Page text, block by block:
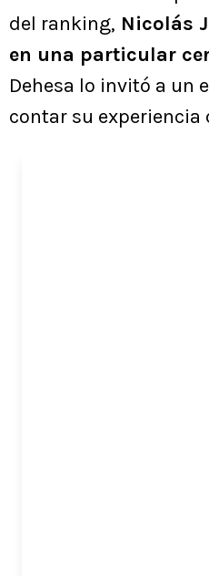
del ranking, Nicolás
en una particular
Dehesa lo invitó a un
contar su experiencia